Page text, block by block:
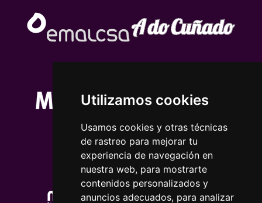
Utilizamos cookies
Usamos cookies y otras técnicas
de rastreo para mejorar tu
experiencia de navegación en
nuestra web, para mostrarte
contenidos personalizados y
anuncios adecuados, para analizar